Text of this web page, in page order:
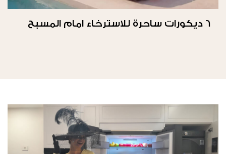
6 ديكورات ساحرة للاسترخاء امام المسبح